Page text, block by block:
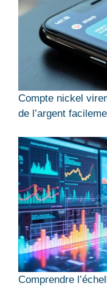
Compte nickel
de l’argent
Comprendre